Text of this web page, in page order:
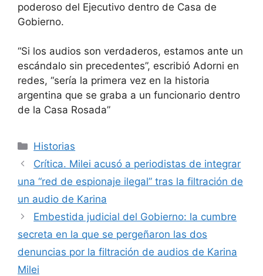
poderoso del Ejecutivo dentro de Casa de
Gobierno.
“Si los audios son verdaderos, estamos ante un
escándalo sin precedentes”, escribió Adorni en
redes, “sería la primera vez en la historia
argentina que se graba a un funcionario dentro
de la Casa Rosada”
Categorías
Historias
Crítica. Milei acusó a periodistas de integrar
una “red de espionaje ilegal” tras la filtración de
un audio de Karina
Embestida judicial del Gobierno: la cumbre
secreta en la que se pergeñaron las dos
denuncias por la filtración de audios de Karina
Milei